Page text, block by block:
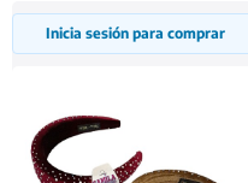
Inicia sesión para comprar